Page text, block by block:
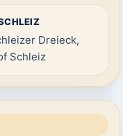
Dreieck,
Schleiz